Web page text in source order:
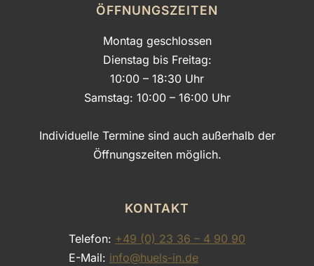
ÖFFNUNGSZEITEN
Montag geschlossen
Dienstag bis Freitag:
10:00 – 18:30 Uhr
Samstag: 10:00 – 16:00 Uhr
Individuelle Termine sind auch außerhalb der
Öffnungszeiten möglich.
KONTAKT
Telefon: +49 (0) 23 36 – 4 90 90
E-Mail: info@huels-in.de